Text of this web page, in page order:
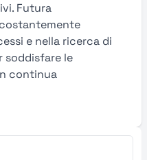
Futura
e nella ricerca di
soddisfare le
continua